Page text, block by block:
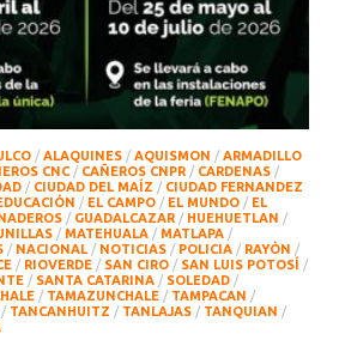
/ ALAQUINES / AQUISMON / ARMADILLO
CNC / CAÑEROS CNPR / CARDENAS /
/ CIUDAD DEL MAÍZ / CIUDAD FERNANDEZ
/ EL CAMPO / EL MUNDO / EL
/ GUADALCAZAR / HUEHUETLAN /
/ MATEHUALA / MATLAPA /
/ NACIONAL / NOTICIAS / POLICIA / RAYÒN /
/ RIOVERDE / SAN CIRO / SAN LUIS POTOSÍ /
/ SANTA CATARINA / SOLEDAD /
/ TAMAZUNCHALE / TAMPACAN /
/ TANCANHUITZ / TANLAJAS / TANQUIAN /